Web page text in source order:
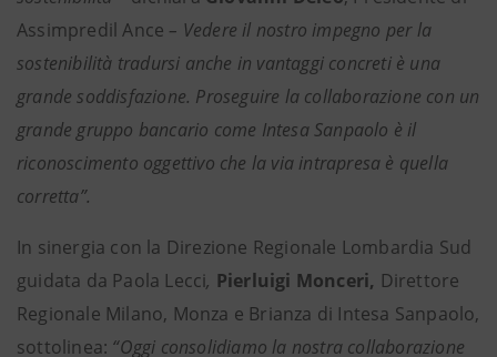
Assimpredil Ance – Vedere il nostro impegno per la
sostenibilità tradursi anche in vantaggi concreti è una
grande soddisfazione. Proseguire la collaborazione con un
grande gruppo bancario come Intesa Sanpaolo è il
riconoscimento oggettivo che la via intrapresa è quella
corretta”.
In sinergia con la Direzione Regionale Lombardia Sud
guidata da Paola Lecci, Pierluigi Monceri, Direttore
Regionale Milano, Monza e Brianza di Intesa Sanpaolo,
sottolinea: “Oggi consolidiamo la nostra collaborazione